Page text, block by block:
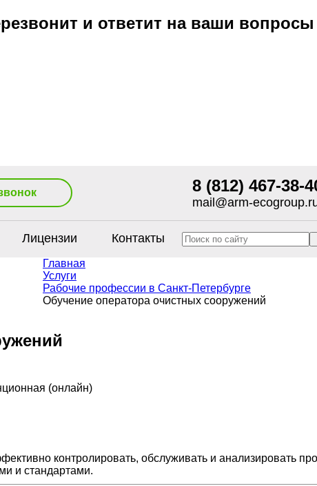
и ответит на ваши вопросы
8 (812) 467-38-
mail@arm-
Лицензии Контакты
Главная
Услуги
Рабочие профессии в Санкт-Петербурге
Обучение оператора очистных сооружений
(онлайн)
контролировать, обслуживать и анализировать
и стандартами.